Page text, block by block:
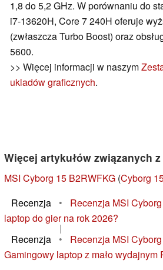
1,8 do 5,2 GHz. W porównaniu do
i7-13620H, Core 7 240H oferuje
(zwłaszcza Turbo Boost) oraz
5600.
>> Więcej informacji w naszym
ukladów graficznych.
Więcej artykułów związanych
MSI Cyborg 15 B2RWFKG (Cyborg
Recenzja
•
Recenzja MSI
laptop do gier na rok 2026?
|
Recenzja
•
Recenzja MSI
Gamingowy laptop z mało wydajnym